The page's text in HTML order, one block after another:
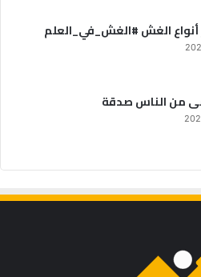
الغش #الغش_في_العلم
من الناس صدقة